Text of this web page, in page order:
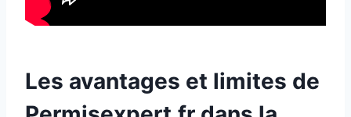
Les avantages et limites de